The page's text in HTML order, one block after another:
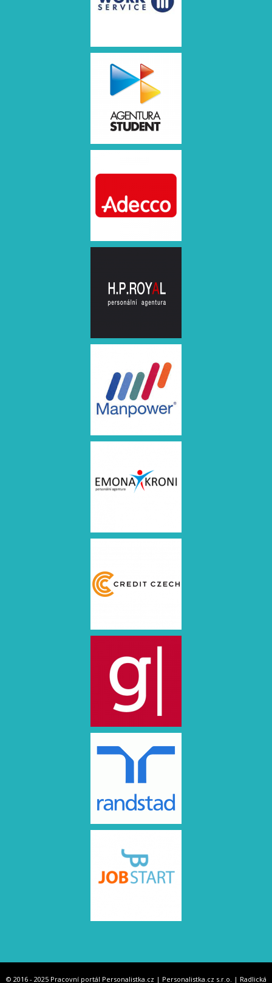
© 2016 - 2025 Pracovní portál Personalistka.cz | Personalistka.cz s.r.o. | Radlická